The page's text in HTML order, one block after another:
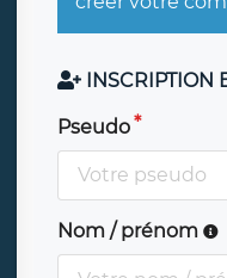
INSCRIPTION
Pseudo
Nom / prénom